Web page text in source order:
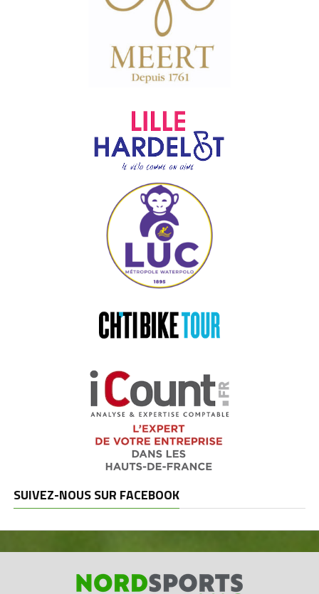
SUIVEZ-NOUS SUR FACEBOOK